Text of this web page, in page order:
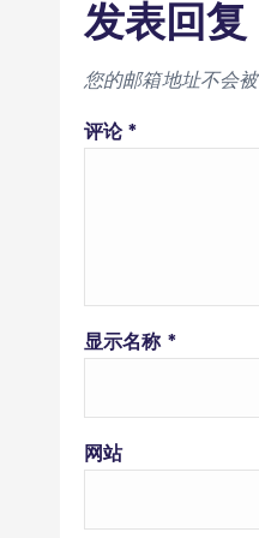
发表回复
您的邮箱地址不会被
评论*
显示名称 *
网站